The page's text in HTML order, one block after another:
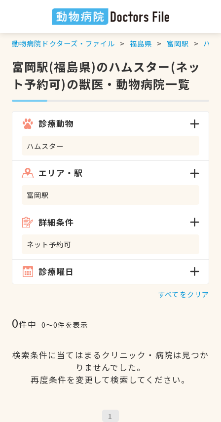
動物病院ドクターズ・ファイル 福島県 富岡駅 ハム
富岡駅(福島県)のハムスター(ネッ
ト予約可)の獣医・動物病院一覧
診療動物
ハムスター
エリア・駅
富岡駅
詳細条件
ネット予約可
診療曜日
すべてをクリア
0件中 0〜0件を表示
検索条件に当てはまるクリニック・病院は見つか
りませんでした。
再度条件を変更して検索してください。
1